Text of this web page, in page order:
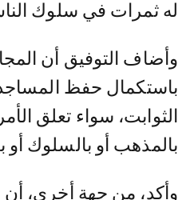
له ثمرات في سلوك
وأضاف التوفيق أن
باستكمال حفظ
الثوابت، سواء تعلق
بالمذهب أو بالسلوك أو
وأكد، من جهة أخرى،